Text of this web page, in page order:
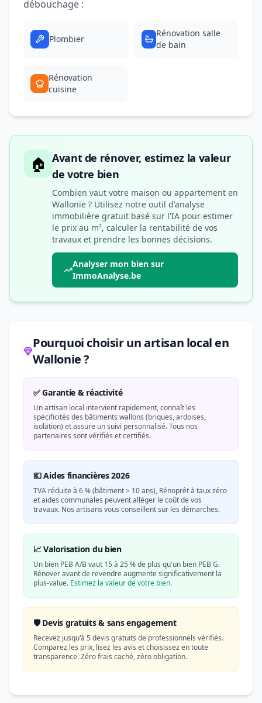
débouchage :
Plombier
Rénovation salle
de bain
Rénovation
cuisine
🏠 Avant de rénover, estimez la valeur
de votre bien
Combien vaut votre maison ou appartement en
Wallonie ? Utilisez notre outil d'analyse
immobilière gratuit basé sur l'IA pour estimer
le prix au m², calculer la rentabilité de vos
travaux et prendre les bonnes décisions.
Analyser mon bien sur
ImmoAnalyse.be
Pourquoi choisir un artisan local en
Wallonie ?
✅ Garantie & réactivité
Un artisan local intervient rapidement, connaît les
spécificités des bâtiments wallons (briques, ardoises,
isolation) et assure un suivi personnalisé. Tous nos
partenaires sont vérifiés et certifiés.
💶 Aides financières 2026
TVA réduite à 6 % (bâtiment > 10 ans), Rénoprêt à taux zéro
et aides communales peuvent alléger le coût de vos
travaux. Nos artisans vous conseillent sur les démarches.
📈 Valorisation du bien
Un bien PEB A/B vaut 15 à 25 % de plus qu'un bien PEB G.
Rénover avant de revendre augmente significativement la
plus-value. Estimez la valeur de votre bien.
🛡️ Devis gratuits & sans engagement
Recevez jusqu'à 5 devis gratuits de professionnels vérifiés.
Comparez les prix, lisez les avis et choisissez en toute
transparence. Zéro frais caché, zéro obligation.